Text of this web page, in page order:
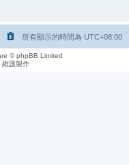
所有顯示的時間為 UTC+08:00
© phpBB Limited
維護製作